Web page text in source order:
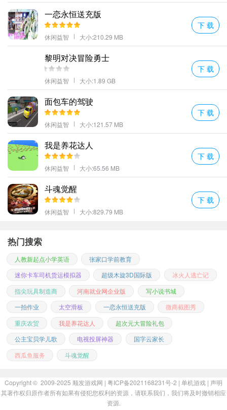
上几把；而对于学生党而言，则可以在课间休息时短暂地沉浸在这
个奇妙的世界里。记得要合理安排时间哦，毕竟再好的东西也不能
贪杯啦～
最后，我想说的是，无论你是想要寻找一种新的娱乐方式，还是仅
仅希望找到一个可以暂时逃离现实烦恼的空间，“立方体堆叠冲浪竞
速”都会是一个不错的选择。它不仅能够带给你欢乐，更重要的是，
它教会了我们即使是在平凡的日子里也能发现不平凡的美好。
一恋永恒送充版
休闲益智 大小:210.29 MB
下 载
黎明对决冒险勇士
休闲益智 大小:1.89 GB
下 载
面包车的驾驶
休闲益智 大小:121.57 MB
下 载
我是养花达人
休闲益智 大小:65.56 MB
下 载
斗魂觉醒
休闲益智 大小:829.79 MB
下 载
热门搜索
人教新起点小学英语
张家口学前教育
迷你卡车司机货运模拟器
超级木旋3D国际版
冰火人逃亡记
指尖玩具制造商
河南就业网企业版
写小说书城
一拍作业
太空滑板 一恋永恒送充版
微商截图秀
重庆农贸
我是养花达人
超次元大冒险礼包
公主宝贝学儿歌
电视投屏神器
国字云家长
西瓜鱼服务
斗魂觉醒
Copyright © 2009-2025 顺发游戏网 | 粤ICP备2021168231号-2 | 单机游戏 | 声明
其著作权归原作者所有如果有侵犯您权利的资源，请联系我们，我们将及时撤销相应
资源.